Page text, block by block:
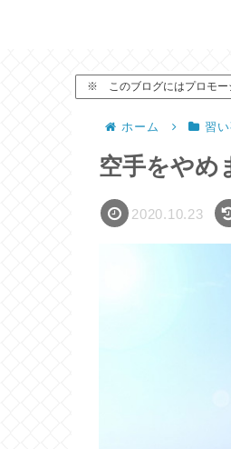
※ このブログにはプロモー
ホーム 習
空手をやめ
2020.10.23